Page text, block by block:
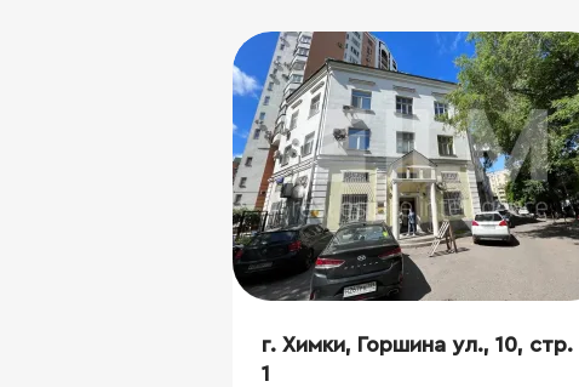
г. Химки, Горшина ул., 10, стр.
1